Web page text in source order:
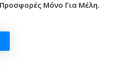
Μόνο Για Μέλη.